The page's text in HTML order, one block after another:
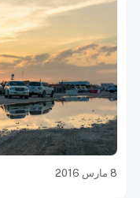
8 مارس 2016